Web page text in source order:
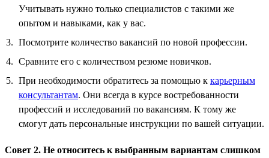
Учитывать нужно только специалистов с такими же
опытом и навыками, как у вас.
Посмотрите количество вакансий по новой профессии.
Сравните его с количеством резюме новичков.
При необходимости обратитесь за помощью к карьерным
консультантам. Они всегда в курсе востребованности
профессий и исследований по вакансиям. К тому же
смогут дать персональные инструкции по вашей ситуации.
Совет 2. Не относитесь к выбранным вариантам слишком